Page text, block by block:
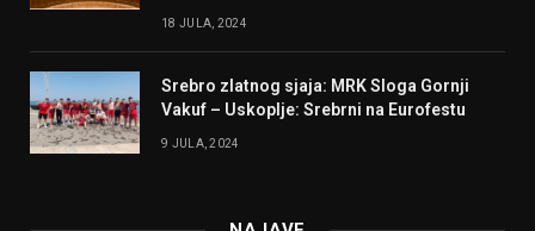
18 JULA, 2024
Srebro zlatnog sjaja: MRK Sloga Gornji
Vakuf – Uskoplje: Srebrni na Eurofestu
9 JULA, 2024